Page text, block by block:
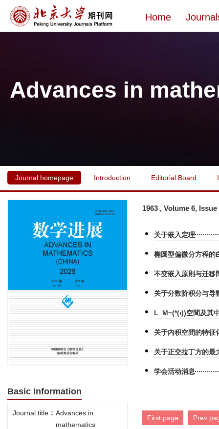
Home
Advances in
Journal homepage Introduction Editorial Board
Basic Information
Journal title : Advances in
mathematics
1963 , Volume 6,
关于嵌入定理
椭圆型偏微分方程
不变嵌入原則与迁移
关于分数阶积分与导
L_M~(*(ι))空間及其
关于内积空間的特征
关于正交拉丁方的最
学会活动消息
First page Prev